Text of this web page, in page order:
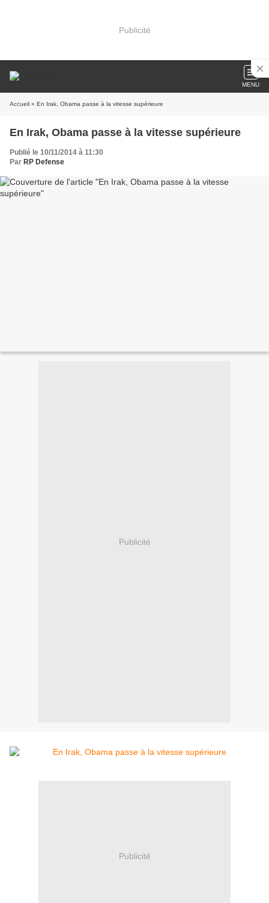
Publicité
MENU
Accueil » En Irak, Obama passe à la vitesse supérieure
En Irak, Obama passe à la vitesse supérieure
Publié le 10/11/2014 à 11:30
Par RP Defense
Publicité
Publicité